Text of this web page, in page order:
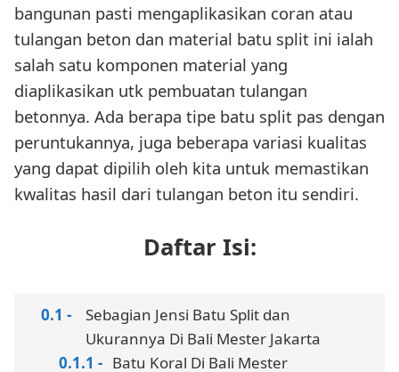
bangunan pasti mengaplikasikan coran atau
tulangan beton dan material batu split ini ialah
salah satu komponen material yang
diaplikasikan utk pembuatan tulangan
betonnya. Ada berapa tipe batu split pas dengan
peruntukannya, juga beberapa variasi kualitas
yang dapat dipilih oleh kita untuk memastikan
kwalitas hasil dari tulangan beton itu sendiri.
Daftar Isi:
Sebagian Jensi Batu Split dan
Ukurannya Di Bali Mester Jakarta
Batu Koral Di Bali Mester